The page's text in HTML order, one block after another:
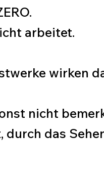
arbeitet.
wirken
nicht
durch das